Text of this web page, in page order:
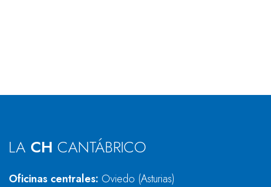
LA CH CANTÁBRICO
Oficinas centrales: Oviedo (Asturias)